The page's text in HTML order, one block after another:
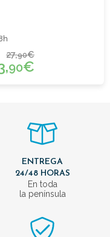
27,90€
90€
ENTREGA
24/48 HORAS
En toda
la península